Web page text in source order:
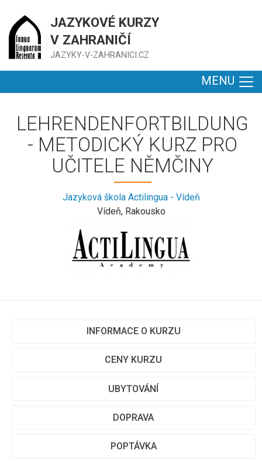
JAZYKOVÉ KURZY
V ZAHRANIČÍ
JAZYKY-V-ZAHRANICI.CZ
MENU
LEHRENDENFORTBILDUNG
- METODICKÝ KURZ PRO
UČITELE NĚMČINY
Jazyková škola Actilingua - Vídeň
Vídeň, Rakousko
INFORMACE O KURZU
CENY KURZU
UBYTOVÁNÍ
DOPRAVA
POPTÁVKA